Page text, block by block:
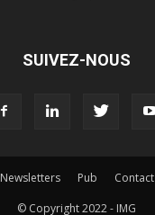
SUIVEZ-NOUS
Newsletters Pub
Contact
© Copyright 2022 - IMG